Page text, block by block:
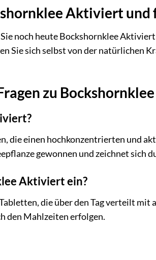
Aktiviert
noch heute Bockshornklee
Sie sich selbst von der natürlichen
zu
die einen hochkonzentrierten und
gewonnen und zeichnet sich
Aktiviert ein?
die über den Tag verteilt
den Mahlzeiten erfolgen.